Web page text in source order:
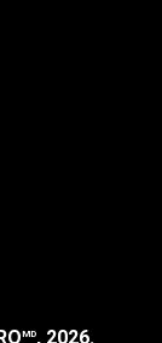
MD, 2026.